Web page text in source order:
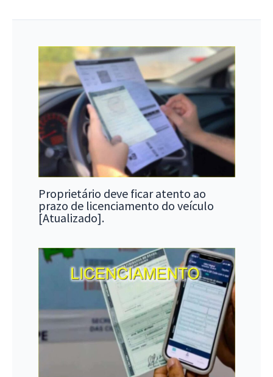
Proprietário deve ficar atento ao
prazo de licenciamento do veículo
[Atualizado].